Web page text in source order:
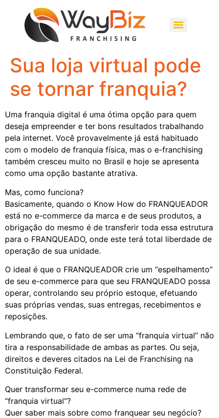
Sua loja virtual pode
se tornar franquia?
Uma franquia digital é uma ótima opção para quem
deseja empreender e ter bons resultados trabalhando
pela internet. Você provavelmente já está habituado
com o modelo de franquia física, mas o e-franchising
também cresceu muito no Brasil e hoje se apresenta
como uma opção bastante atrativa.
Mas, como funciona?
Basicamente, quando o Know How do FRANQUEADOR
está no e-commerce da marca e de seus produtos, a
obrigação do mesmo é de transferir toda essa estrutura
para o FRANQUEADO, onde este terá total liberdade de
operação de sua unidade.
O ideal é que o FRANQUEADOR crie um “espelhamento”
de seu e-commerce para que seu FRANQUEADO possa
operar, controlando seu próprio estoque, efetuando
suas próprias vendas, suas entregas, recebimentos e
reposições.
Lembrando que, o fato de ser uma “franquia virtual” não
tira a responsabilidade de ambas as partes. Ou seja,
direitos e deveres citados na Lei de Franchising na
Constituição Federal.
Quer transformar seu e-commerce numa rede de
“franquia virtual”?
Quer saber mais sobre como franquear seu negócio?